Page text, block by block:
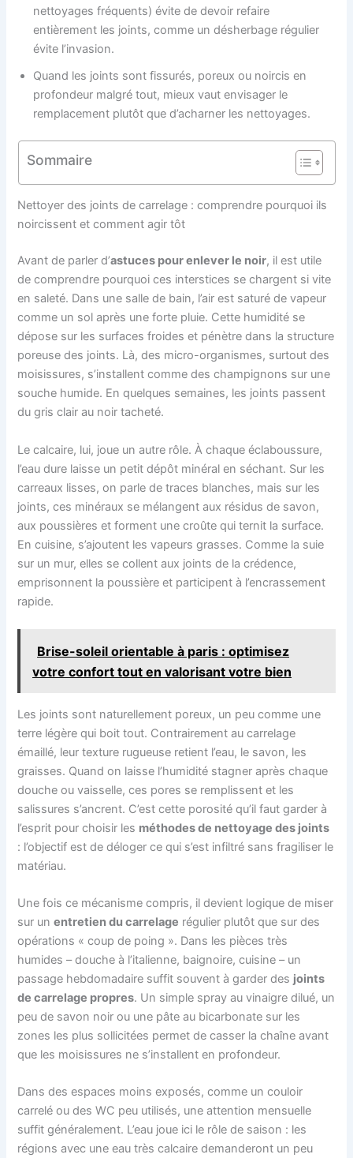
nettoyages fréquents) évite de devoir refaire
entièrement les joints, comme un désherbage régulier
évite l’invasion.
Quand les joints sont fissurés, poreux ou noircis en
profondeur malgré tout, mieux vaut envisager le
remplacement plutôt que d’acharner les nettoyages.
Sommaire
Nettoyer des joints de carrelage : comprendre pourquoi ils
noircissent et comment agir tôt
Avant de parler d’astuces pour enlever le noir, il est utile
de comprendre pourquoi ces interstices se chargent si vite
en saleté. Dans une salle de bain, l’air est saturé de vapeur
comme un sol après une forte pluie. Cette humidité se
dépose sur les surfaces froides et pénètre dans la structure
poreuse des joints. Là, des micro-organismes, surtout des
moisissures, s’installent comme des champignons sur une
souche humide. En quelques semaines, les joints passent
du gris clair au noir tacheté.
Le calcaire, lui, joue un autre rôle. À chaque éclaboussure,
l’eau dure laisse un petit dépôt minéral en séchant. Sur les
carreaux lisses, on parle de traces blanches, mais sur les
joints, ces minéraux se mélangent aux résidus de savon,
aux poussières et forment une croûte qui ternit la surface.
En cuisine, s’ajoutent les vapeurs grasses. Comme la suie
sur un mur, elles se collent aux joints de la crédence,
emprisonnent la poussière et participent à l’encrassement
rapide.
Brise-soleil orientable à paris : optimisez
votre confort tout en valorisant votre bien
Les joints sont naturellement poreux, un peu comme une
terre légère qui boit tout. Contrairement au carrelage
émaillé, leur texture rugueuse retient l’eau, le savon, les
graisses. Quand on laisse l’humidité stagner après chaque
douche ou vaisselle, ces pores se remplissent et les
salissures s’ancrent. C’est cette porosité qu’il faut garder à
l’esprit pour choisir les méthodes de nettoyage des joints
: l’objectif est de déloger ce qui s’est infiltré sans fragiliser le
matériau.
Une fois ce mécanisme compris, il devient logique de miser
sur unentretien du carrelage régulier plutôt que sur des
opérations « coup de poing ». Dans les pièces très
humides – douche à l’italienne, baignoire, cuisine – un
passage hebdomadaire suffit souvent à garder des joints
de carrelage propres. Un simple spray au vinaigre dilué, un
peu de savon noir ou une pâte au bicarbonate sur les
zones les plus sollicitées permet de casser la chaîne avant
que les moisissures ne s’installent en profondeur.
Dans des espaces moins exposés, comme un couloir
carrelé ou des WC peu utilisés, une attention mensuelle
suffit généralement. L’eau joue ici le rôle de saison : les
régions avec une eau très calcaire demanderont un peu